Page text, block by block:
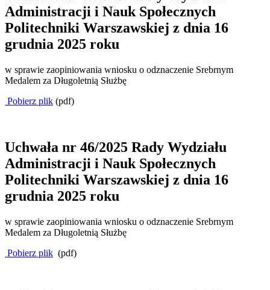
Administracji i Nauk Społecznych
Politechniki Warszawskiej z dnia 16
grudnia 2025 roku
w sprawie zaopiniowania wniosku o odznaczenie Srebrnym
Medalem za Długoletnią Służbę
Pobierz plik (pdf)
Uchwała nr 46/2025 Rady Wydziału
Administracji i Nauk Społecznych
Politechniki Warszawskiej z dnia 16
grudnia 2025 roku
w sprawie zaopiniowania wniosku o odznaczenie Srebrnym
Medalem za Długoletnią Służbę
Pobierz plik (pdf)